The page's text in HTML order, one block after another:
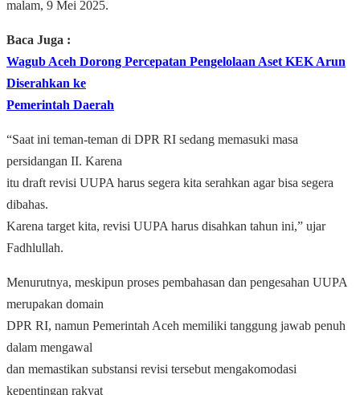
malam, 9 Mei 2025.
Baca Juga :
Wagub Aceh Dorong Percepatan Pengelolaan Aset KEK Arun
Diserahkan ke
Pemerintah Daerah
“Saat ini teman-teman di DPR RI sedang memasuki masa
persidangan II. Karena
itu draft revisi UUPA harus segera kita serahkan agar bisa segera
dibahas.
Karena target kita, revisi UUPA harus disahkan tahun ini,” ujar
Fadhlullah.
Menurutnya, meskipun proses pembahasan dan pengesahan UUPA
merupakan domain
DPR RI, namun Pemerintah Aceh memiliki tanggung jawab penuh
dalam mengawal
dan memastikan substansi revisi tersebut mengakomodasi
kepentingan rakyat